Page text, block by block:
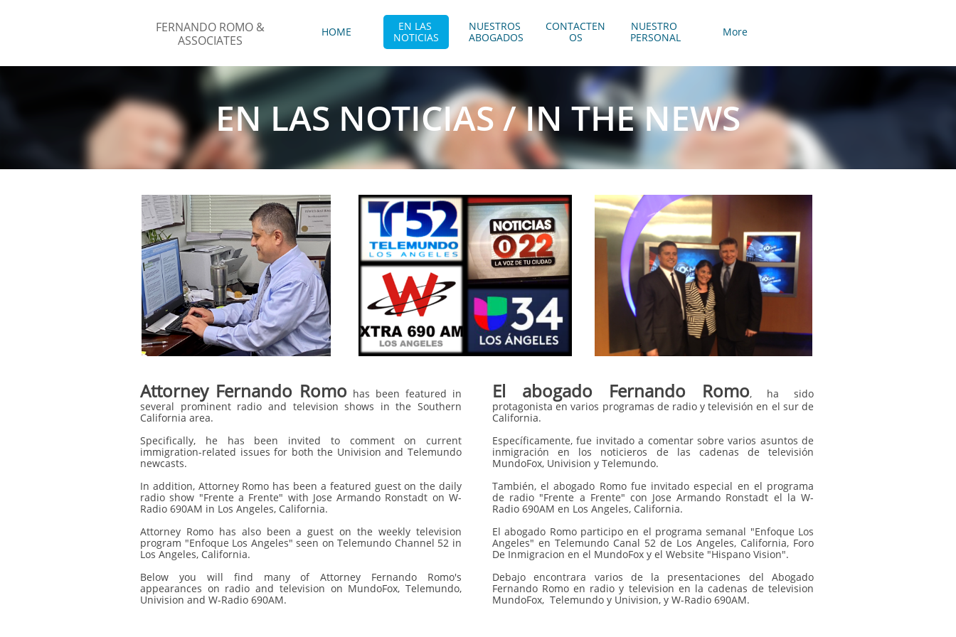
FERNANDO ROMO &
ASSOCIATES
HOME
EN LAS
NOTICIAS
NUESTROS
ABOGADOS
CONTACTEN
OS
NUESTRO
PERSONAL
More
EN LAS NOTICIAS / IN THE NEWS
El abogado Fernando Romo, ha sido
protagonista en varios programas de radio y televisión en el sur de
California.
Específicamente, fue invitado a comentar sobre varios asuntos de
inmigración en los noticieros de las cadenas de televisión
MundoFox, Univision y Telemundo.
También, el abogado Romo fue invitado especial en el programa
de radio "Frente a Frente" con Jose Armando Ronstadt el la W-
Radio 690AM en Los Angeles, California.
El abogado Romo participo en el programa semanal "Enfoque Los
Angeles" en Telemundo Canal 52 de Los Angeles, California, Foro
De Inmigracion en el MundoFox y el Website "Hispano Vision".
Debajo encontrara varios de la presentaciones del Abogado
Fernando Romo en radio y television en la cadenas de television
MundoFox, Telemundo y Univision, y W-Radio 690AM.
Attorney Fernando Romo has been featured in
several prominent radio and television shows in the Southern
California area.
Specifically, he has been invited to comment on current
immigration-related issues for both the Univision and Telemundo
newcasts.
In addition, Attorney Romo has been a featured guest on the daily
radio show "Frente a Frente" with Jose Armando Ronstadt on W-
Radio 690AM in Los Angeles, California.
Attorney Romo has also been a guest on the weekly television
program "Enfoque Los Angeles" seen on Telemundo Channel 52 in
Los Angeles, California.
Below you will find many of Attorney Fernando Romo's
appearances on radio and television on MundoFox, Telemundo,
Univision and W-Radio 690AM.